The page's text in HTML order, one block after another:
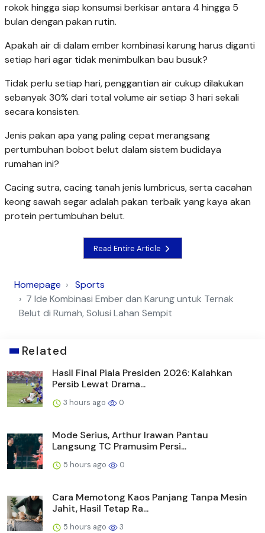
rokok hingga siap konsumsi berkisar antara 4 hingga 5
bulan dengan pakan rutin.
Apakah air di dalam ember kombinasi karung harus diganti
setiap hari agar tidak menimbulkan bau busuk?
Tidak perlu setiap hari, penggantian air cukup dilakukan
sebanyak 30% dari total volume air setiap 3 hari sekali
secara konsisten.
Jenis pakan apa yang paling cepat merangsang
pertumbuhan bobot belut dalam sistem budidaya
rumahan ini?
Cacing sutra, cacing tanah jenis lumbricus, serta cacahan
keong sawah segar adalah pakan terbaik yang kaya akan
protein pertumbuhan belut.
Read Entire Article
Homepage
Sports
7 Ide Kombinasi Ember dan Karung untuk Ternak
Belut di Rumah, Solusi Lahan Sempit
Related
Hasil Final Piala Presiden 2026: Kalahkan
Persib Lewat Drama...
3 hours ago 0
Mode Serius, Arthur Irawan Pantau
Langsung TC Pramusim Persi...
5 hours ago 0
Cara Memotong Kaos Panjang Tanpa Mesin
Jahit, Hasil Tetap Ra...
5 hours ago 3